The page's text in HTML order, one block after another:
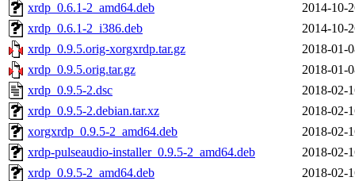
xrdp_0.6.1-2_amd64.deb
2014-10-
xrdp_0.6.1-2_i386.deb
2014-10-
xrdp_0.9.5.orig-xorgxrdp.tar.gz
2018-01-
xrdp_0.9.5.orig.tar.gz
2018-01-
xrdp_0.9.5-2.dsc
2018-02-
xrdp_0.9.5-2.debian.tar.xz
2018-02-
xorgxrdp_0.9.5-2_amd64.deb
2018-02-
xrdp-pulseaudio-installer_0.9.5-2_amd64.deb
2018-02-
xrdp_0.9.5-2_amd64.deb
2018-02-